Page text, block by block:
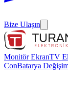
Bize Ulaşın
Monitör EkranTV
ConBatarya